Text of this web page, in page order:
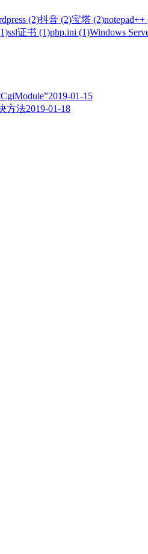
(2)抖音 (2)宝塔 (2)notepad++
ssl证书 (1)php.ini (1)Windows
2019-01-15
方法2019-01-18